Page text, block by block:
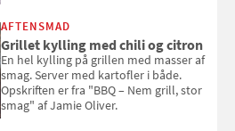
AFTENSMAD
Grillet kylling med chili og citron
En hel kylling på grillen med masser af
smag. Server med kartofler i både.
Opskriften er fra "BBQ – Nem grill, stor
smag" af Jamie Oliver.